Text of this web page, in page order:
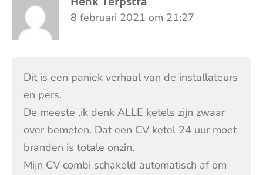
8 februari 2021 om 21:27
Dit is een paniek verhaal van de installateurs
en pers.
De meeste ,ik denk ALLE ketels zijn zwaar
over bemeten. Dat een CV ketel 24 uur moet
branden is totale onzin.
Mijn CV combi schakeld automatisch af om